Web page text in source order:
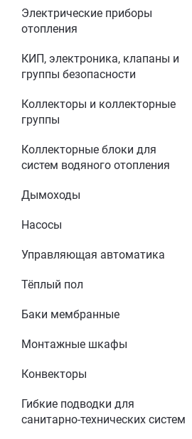
Электрические приборы
отопления
КИП, электроника, клапаны и
группы безопасности
Коллекторы и коллекторные
группы
Коллекторные блоки для
систем водяного отопления
Дымоходы
Насосы
Управляющая автоматика
Тёплый пол
Баки мембранные
Монтажные шкафы
Конвекторы
Гибкие подводки для
санитарно-технических систем